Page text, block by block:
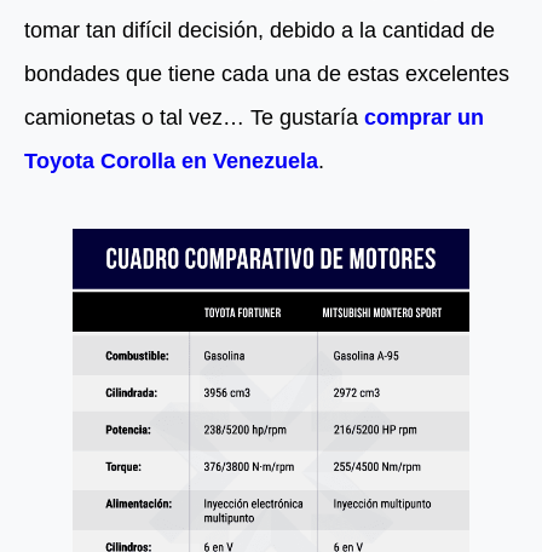
tomar tan difícil decisión, debido a la cantidad de
bondades que tiene cada una de estas excelentes
camionetas o tal vez… Te gustaría comprar un
Toyota Corolla en Venezuela.